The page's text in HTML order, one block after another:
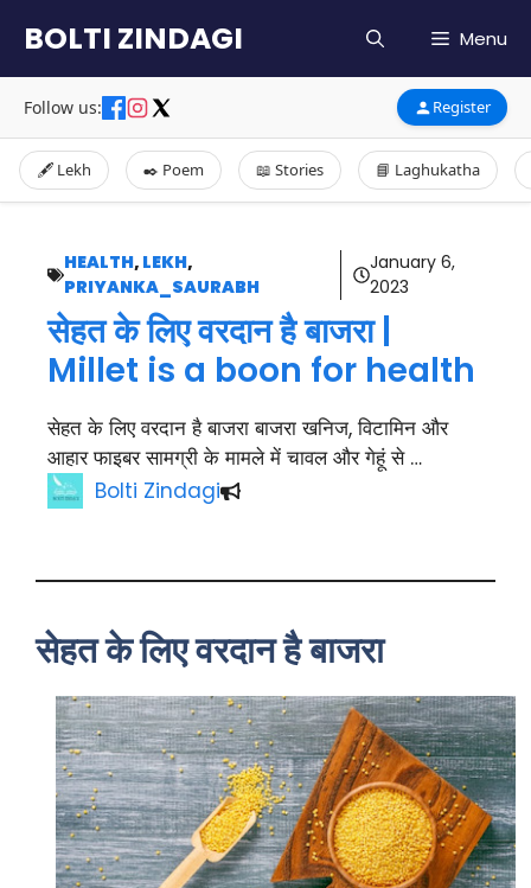
content
BOLTI ZINDAGI Menu
Follow us: Register
🖋️ Lekh ✒️ Poem 📖 Stories 📘 Laghukatha
HEALTH, LEKH,
PRIYANKA_SAURABH
January 6,
2023
सेहत के लिए वरदान है बाजरा |
Millet is a boon for health
सेहत के लिए वरदान है बाजरा बाजरा खनिज, विटामिन और
आहार फाइबर सामग्री के मामले में चावल और गेहूं से …
Bolti Zindagi
सेहत के लिए वरदान है बाजरा